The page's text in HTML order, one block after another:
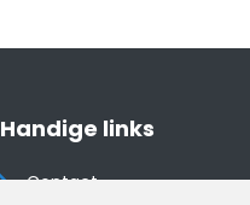
Handige links
Contact